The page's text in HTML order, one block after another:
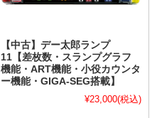
【中古】デー太郎ランプ
11【差枚数・スランプグラフ
機能・ART機能・小役カウンタ
ー機能・GIGA-SEG搭載】
¥23,000(税込)